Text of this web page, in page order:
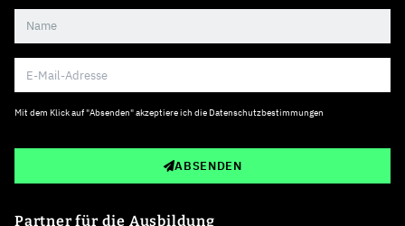
Mit dem Klick auf "Absenden" akzeptiere ich die Datenschutzbestimmungen
ABSENDEN
Partner für die Ausbildung